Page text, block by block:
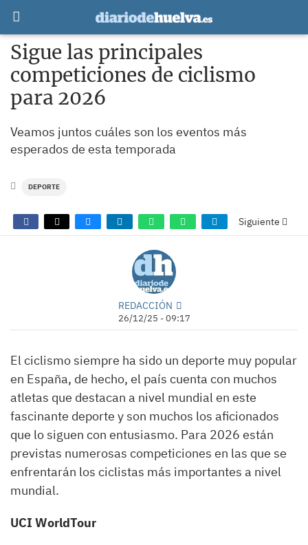
Sigue las principales
competiciones de ciclismo
para 2026
Veamos juntos cuáles son los eventos más
esperados de esta temporada
DEPORTE
Siguiente
REDACCIÓN
26/12/25 - 09:17
El ciclismo siempre ha sido un deporte muy popular
en España, de hecho, el país cuenta con muchos
atletas que destacan a nivel mundial en este
fascinante deporte y son muchos los aficionados
que lo siguen con entusiasmo. Para 2026 están
previstas numerosas competiciones en las que se
enfrentarán los ciclistas más importantes a nivel
mundial.
UCI WorldTour